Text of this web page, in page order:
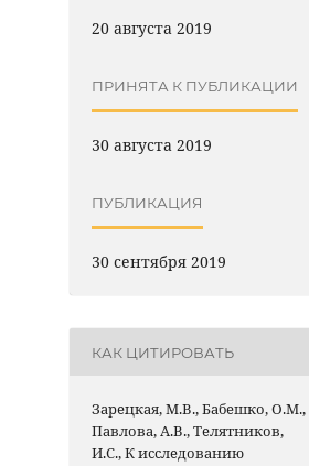
20 августа 2019
ПРИНЯТА К ПУБЛИКАЦИИ
30 августа 2019
ПУБЛИКАЦИЯ
30 сентября 2019
КАК ЦИТИРОВАТЬ
Зарецкая, М.В., Бабешко, О.М.,
Павлова, А.В., Телятников,
И.С., К исследованию